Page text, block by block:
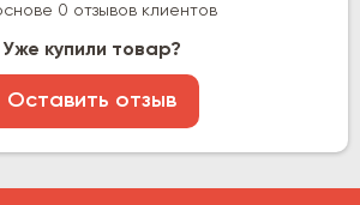
0 отзывов клиентов
Уже купили товар?
Оставить отзыв